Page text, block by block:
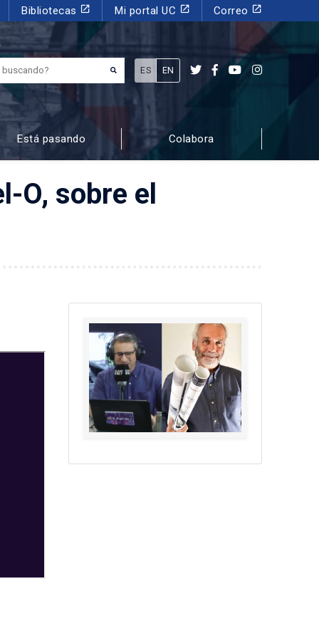
Bibliotecas launch Mi portal UC launch Correo launch
¿Qué estás buscando?
ES EN
Está pasando Colabora
O, sobre el